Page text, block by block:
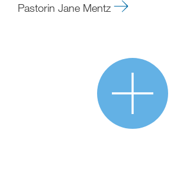
Pastorin Jane Mentz